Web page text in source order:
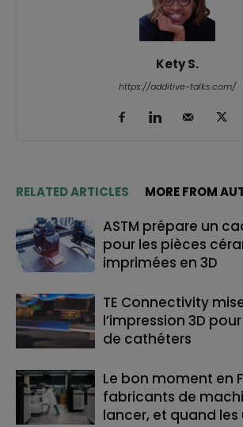
Kety S.
https://additive-talks.com/
RELATED ARTICLES MORE FROM
ASTM prépare un
pour les pièces
imprimées en 3D
TE Connectivity
l’impression 3D
de cathéters
Le bon moment en
fabricants de
lancer, et quand les